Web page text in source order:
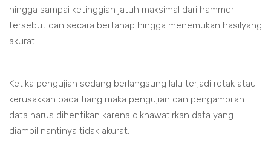
hingga sampai ketinggian jatuh maksimal dari hammer
tersebut dan secara bertahap hingga menemukan hasilyang
akurat.
Ketika pengujian sedang berlangsung lalu terjadi retak atau
kerusakkan pada tiang maka pengujian dan pengambilan
data harus dihentikan karena dikhawatirkan data yang
diambil nantinya tidak akurat.